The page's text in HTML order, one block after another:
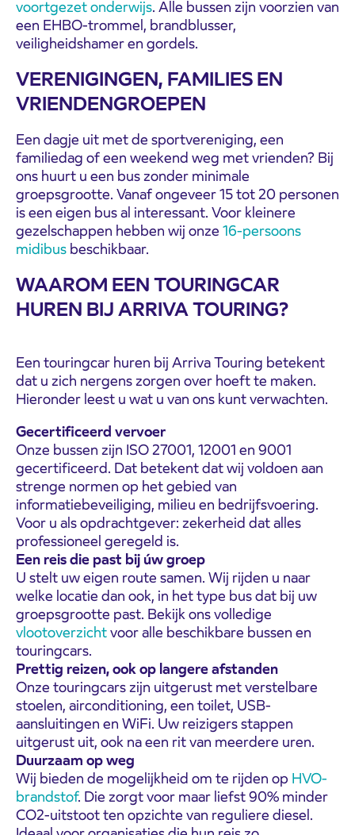
voortgezet onderwijs. Alle bussen zijn voorzien van
een EHBO-trommel, brandblusser,
veiligheidshamer en gordels.
VERENIGINGEN, FAMILIES EN
VRIENDENGROEPEN
Een dagje uit met de sportvereniging, een
familiedag of een weekend weg met vrienden? Bij
ons huurt u een bus zonder minimale
groepsgrootte. Vanaf ongeveer 15 tot 20 personen
is een eigen bus al interessant. Voor kleinere
gezelschappen hebben wij onze 16-persoons
midibus beschikbaar.
WAAROM EEN TOURINGCAR
HUREN BIJ ARRIVA TOURING?
Een touringcar huren bij Arriva Touring betekent
dat u zich nergens zorgen over hoeft te maken.
Hieronder leest u wat u van ons kunt verwachten.
Gecertificeerd vervoer
Onze bussen zijn ISO 27001, 12001 en 9001
gecertificeerd. Dat betekent dat wij voldoen aan
strenge normen op het gebied van
informatiebeveiliging, milieu en bedrijfsvoering.
Voor u als opdrachtgever: zekerheid dat alles
professioneel geregeld is.
Een reis die past bij úw groep
U stelt uw eigen route samen. Wij rijden u naar
welke locatie dan ook, in het type bus dat bij uw
groepsgrootte past. Bekijk ons volledige
vlootoverzichtvoor alle beschikbare bussen en
touringcars.
Prettig reizen, ook op langere afstanden
Onze touringcars zijn uitgerust met verstelbare
stoelen, airconditioning, een toilet, USB-
aansluitingen en WiFi. Uw reizigers stappen
uitgerust uit, ook na een rit van meerdere uren.
Duurzaam op weg
Wij bieden de mogelijkheid om te rijden op HVO-
brandstof. Die zorgt voor maar liefst 90% minder
CO2-uitstoot ten opzichte van reguliere diesel.